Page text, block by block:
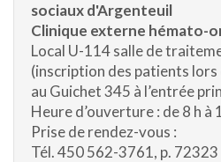
sociaux d'Argenteuil
Clinique externe hémato-
Local U-114 salle de
(inscription des patients
au Guichet 345 à l’entrée
Heure d’ouverture : de 8 h à
Prise de rendez-vous :
Tél. 450 562-3761, p. 72323